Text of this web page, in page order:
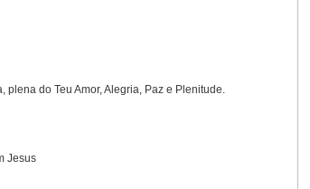
do Teu Amor, Alegria, Paz e Plenitude.
Jesus